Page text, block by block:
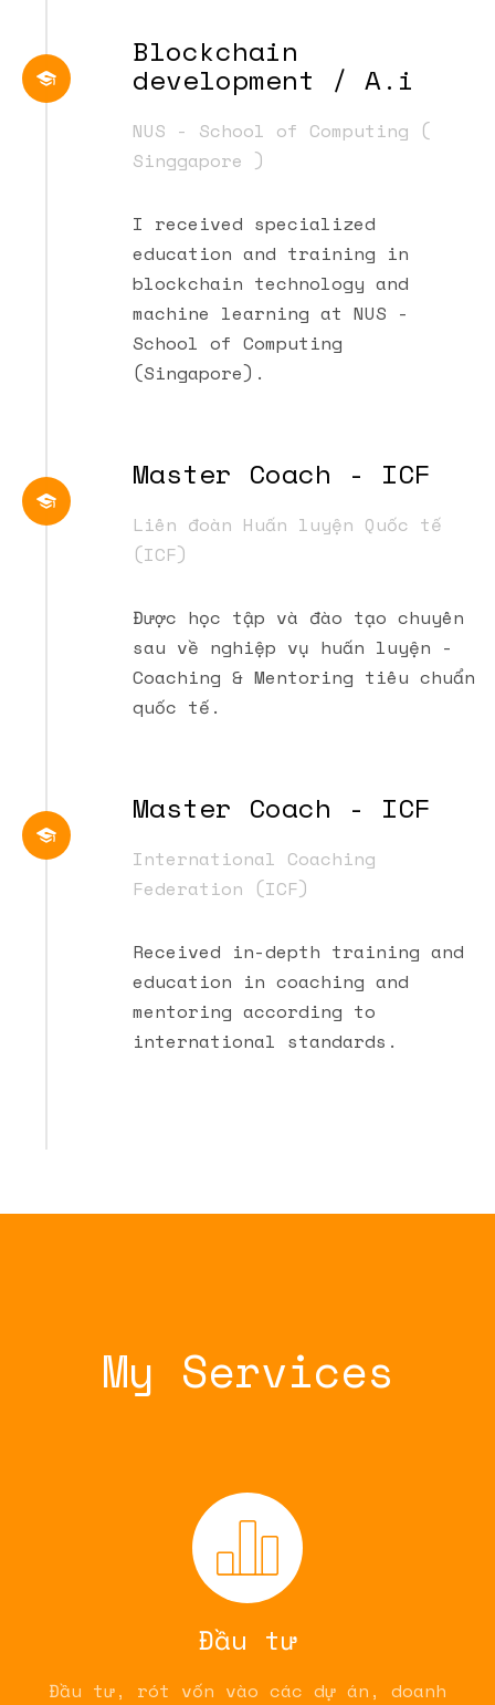
Blockchain
development / A.i
NUS - School of Computing (
Singgapore )
I received specialized
education and training in
blockchain technology and
machine learning at NUS -
School of Computing
(Singapore).
Master Coach - ICF
Liên đoàn Huấn luyện Quốc tế
(ICF)
Được học tập và đào tạo chuyên
sau về nghiệp vụ huấn luyện -
Coaching & Mentoring tiêu chuẩn
quốc tế.
Master Coach - ICF
International Coaching
Federation (ICF)
Received in-depth training and
education in coaching and
mentoring according to
international standards.
My Services
Đầu tư
Đầu tư, rót vốn vào các dự án, doanh